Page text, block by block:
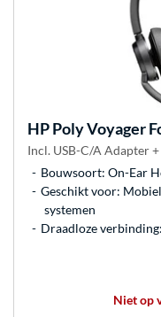
HP PolyVoyager
Incl. USB-C/A Adapter
Bouwsoort: On-Ear
Geschikt voor:
systemen
Draadloze
Niet op